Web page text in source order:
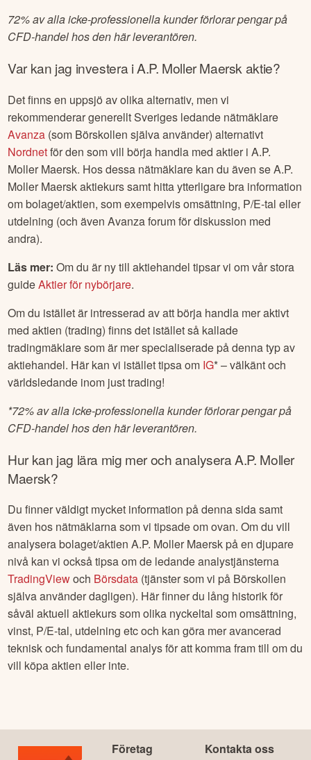
72% av alla icke-professionella kunder förlorar pengar på
CFD-handel hos den här leverantören.
Var kan jag investera iA.P. Moller Maersk aktie?
Det finns en uppsjö av olika alternativ, men vi
rekommenderar generellt Sveriges ledande nätmäklare
Avanza (som Börskollen själva använder) alternativt
Nordnetför den som vill börja handla med aktier iA.P.
Moller Maersk. Hos dessa nätmäklare kan du även seA.P.
Moller Maerskaktiekurs samt hitta ytterligare bra information
om bolaget/aktien, som exempelvis omsättning, P/E-tal eller
utdelning (och även Avanza forum för diskussion med
andra).
Läs mer: Om du är ny till aktiehandel tipsar vi om vår stora
guideAktier för nybörjare.
Om du istället är intresserad av att börja handla mer aktivt
med aktien (trading) finns det istället så kallade
tradingmäklare som är mer specialiserade på denna typ av
aktiehandel. Här kan vi istället tipsa om IG* – välkänt och
världsledande inom just trading!
*72% av alla icke-professionella kunder förlorar pengar på
CFD-handel hos den här leverantören.
Hur kan jag lära mig mer och analyseraA.P. Moller
Maersk?
Du finner väldigt mycket information på denna sida samt
även hos nätmäklarna som vi tipsade om ovan. Om du vill
analysera bolaget/aktienA.P. Moller Maersk på en djupare
nivå kan vi också tipsa om de ledande analystjänsterna
TradingViewoch Börsdata (tjänster som vi på Börskollen
själva använder dagligen). Här finner du lång historik för
såväl aktuell aktiekurs som olika nyckeltal som omsättning,
vinst, P/E-tal, utdelning etc och kan göra mer avancerad
teknisk och fundamental analys för att komma fram till om du
vill köpa aktien eller inte.
Företag Kontakta oss